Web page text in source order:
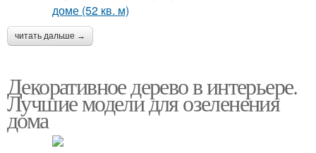
читать дальше →
Декоративное дерево в интерьере.
Лучшие модели для озеленения
дома